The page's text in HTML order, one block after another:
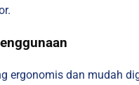
ergonomis dan mudah